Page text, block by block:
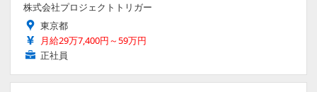
株式会社プロジェクトトリガー
東京都
月給29万7,400円～59万円
正社員